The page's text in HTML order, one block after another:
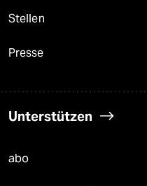
Stellen
Presse
Unterstützen
abo